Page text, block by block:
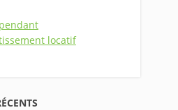
locatif